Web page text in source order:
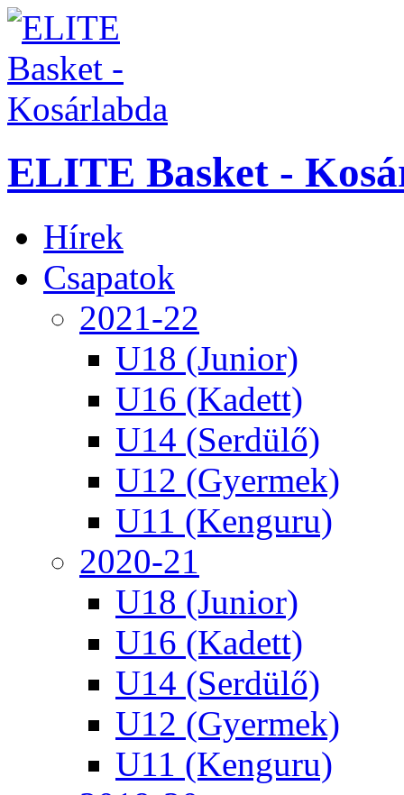
ELITE Basket -
Hírek
Csapatok
2021-22
U18 (Junior)
U16 (Kadett)
U14 (Serdülő)
U12 (Gyermek)
U11 (Kenguru)
2020-21
U18 (Junior)
U16 (Kadett)
U14 (Serdülő)
U12 (Gyermek)
U11 (Kenguru)